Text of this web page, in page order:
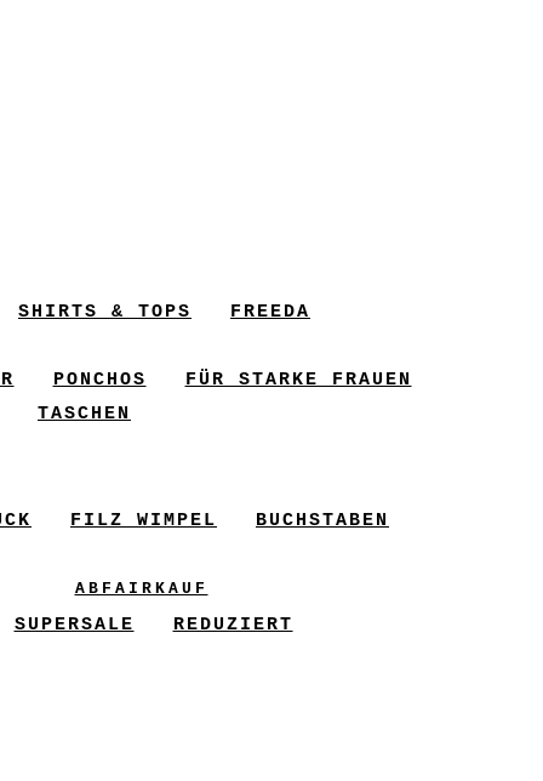
SHIRTS & TOPS FREEDA
PONCHOS
FÜR STARKE FRAUEN
TASCHEN
FILZ WIMPEL BUCHSTABEN
ABFAIRKAUF
SUPERSALE REDUZIERT